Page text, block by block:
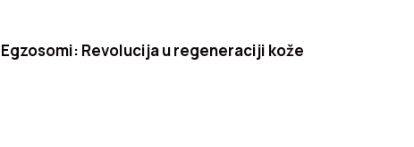
Egzosomi: Revolucija u regeneraciji kože